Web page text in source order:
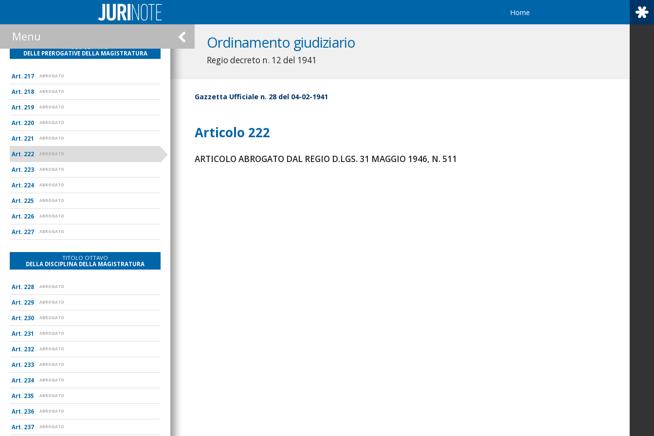
Home
Ordinamento giudiziario
Regio decreto n. 12 del 1941
Menu
TITOLO SETTIMO
DELLE PREROGATIVE DELLA MAGISTRATURA
217 ABROGATO
218 ABROGATO
219 ABROGATO
220 ABROGATO
221 ABROGATO
222 ABROGATO
223 ABROGATO
224 ABROGATO
225 ABROGATO
226 ABROGATO
227 ABROGATO
TITOLO OTTAVO
DELLA DISCIPLINA DELLA MAGISTRATURA
228 ABROGATO
229 ABROGATO
230 ABROGATO
231 ABROGATO
232 ABROGATO
233 ABROGATO
234 ABROGATO
235 ABROGATO
236 ABROGATO
237 ABROGATO
Gazzetta Ufficiale n. 28 del 04-02-1941
Articolo 222
ARTICOLO ABROGATO DAL REGIO D.LGS. 31 MAGGIO 1946, N. 511